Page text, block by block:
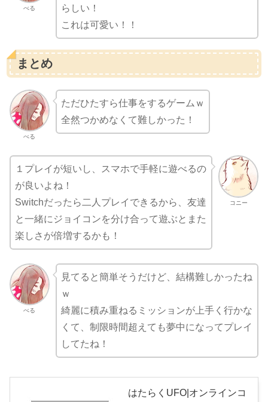
べる
らしい！
これは可愛い！！
まとめ
べる
ただひたすら仕事をするゲームｗ
全然つかめなくて難しかった！
コニー
１プレイが短いし、スマホで手軽に遊べるの
が良いよね！
Switchだったら二人プレイできるから、友達
と一緒にジョイコンを分け合って遊ぶとまた
楽しさが倍増するかも！
べる
見てると簡単そうだけど、結構難しかったね
ｗ
綺麗に積み重ねるミッションが上手く行かな
くて、制限時間超えても夢中になってプレイ
してたね！
はたらくUFO|オンラインコ